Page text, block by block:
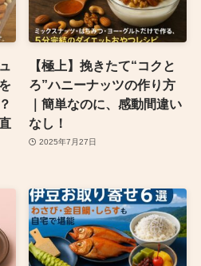
【極上】挽きたて“コクと
ろ”ハニーナッツの作り方
｜簡単なのに、感動間違い
なし！
2025年7月27日